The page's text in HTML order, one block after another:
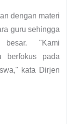
dengan materi
guru sehingga
"Kami
berfokus pada
kata Dirjen